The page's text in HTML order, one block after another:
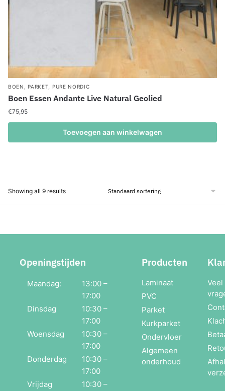
BOEN , PARKET, PURE NORDIC
Boen Essen Andante Live Natural Geolied
€75,95
Toevoegen aan winkelwagen
Showing all 9 results
Openingstijden
Maandag:
13:00 –
17:00
Dinsdag
10:30 –
17:00
Woensdag
10:30 –
17:00
Donderdag
10:30 –
17:00
Vrijdag
10:30 –
Producten
Laminaat
PVC
Parket
Kurkparket
Ondervloer
Algemeen
onderhoud